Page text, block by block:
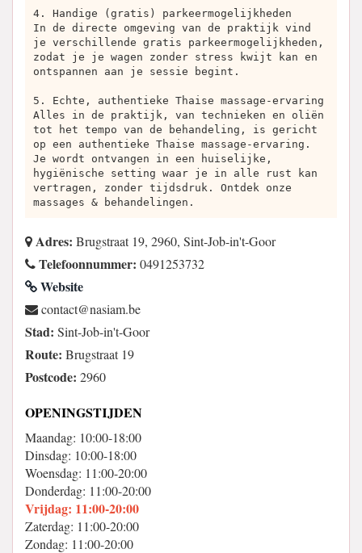
4. Handige (gratis) parkeermogelijkheden
In de directe omgeving van de praktijk vind
je verschillende gratis parkeermogelijkheden,
zodat je je wagen zonder stress kwijt kan en
ontspannen aan je sessie begint.
5. Echte, authentieke Thaise massage-ervaring
Alles in de praktijk, van technieken en oliën
tot het tempo van de behandeling, is gericht
op een authentieke Thaise massage-ervaring.
Je wordt ontvangen in een huiselijke,
hygiënische setting waar je in alle rust kan
vertragen, zonder tijdsdruk. Ontdek onze
massages & behandelingen.
Adres: Brugstraat 19, 2960, Sint-Job-in't-Goor
Telefoonnummer: 0491253732
Website
eb.maisan@tcatnoc
Stad: Sint-Job-in't-Goor
Route: Brugstraat 19
Postcode: 2960
OPENINGSTIJDEN
Maandag: 10:00-18:00
Dinsdag: 10:00-18:00
Woensdag: 11:00-20:00
Donderdag: 11:00-20:00
Vrijdag: 11:00-20:00
Zaterdag: 11:00-20:00
Zondag: 11:00-20:00